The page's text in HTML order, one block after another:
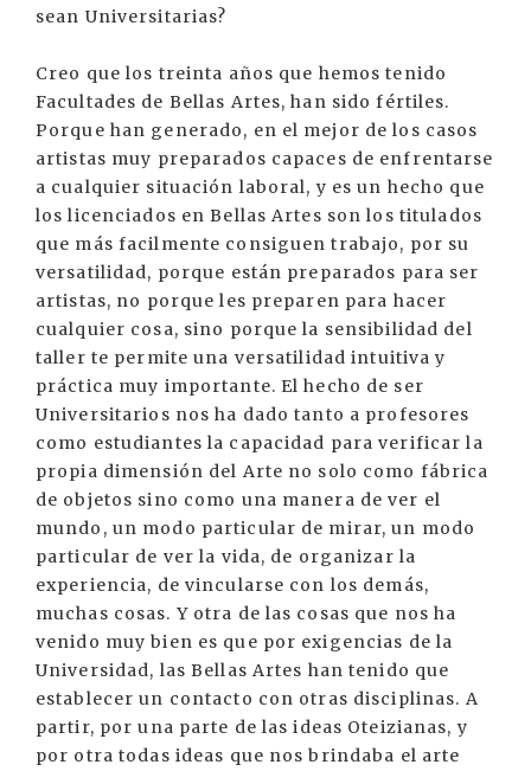
sean Universitarias?
Creo que los treinta años que hemos tenido
Facultades de Bellas Artes, han sido fértiles.
Porque han generado, en el mejor de los casos
artistas muy preparados capaces de enfrentarse
a cualquier situación laboral, y es un hecho que
los licenciados en Bellas Artes son los titulados
que más facilmente consiguen trabajo, por su
versatilidad, porque están preparados para ser
artistas, no porque les preparen para hacer
cualquier cosa, sino porque la sensibilidad del
taller te permite una versatilidad intuitiva y
práctica muy importante. El hecho de ser
Universitarios nos ha dado tanto a profesores
como estudiantes la capacidad para verificar la
propia dimensión del Arte no solo como fábrica
de objetos sino como una manera de ver el
mundo, un modo particular de mirar, un modo
particular de ver la vida, de organizar la
experiencia, de vincularse con los demás,
muchas cosas. Y otra de las cosas que nos ha
venido muy bien es que por exigencias de la
Universidad, las Bellas Artes han tenido que
establecer un contacto con otras disciplinas. A
partir, por una parte de las ideas Oteizianas, y
por otra todas ideas que nos brindaba el arte